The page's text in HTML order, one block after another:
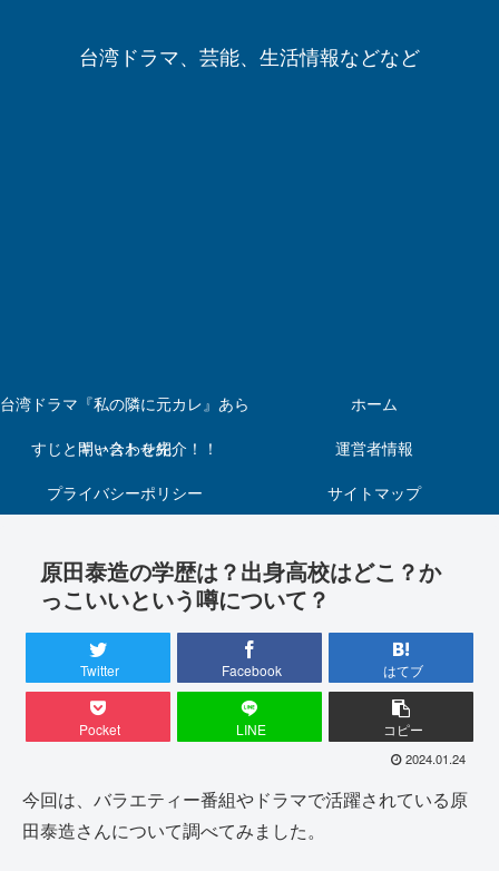
台湾ドラマ、芸能、生活情報などなど
台湾ドラマ『私の隣に元カレ』あら
すじとキャストを紹介！！
ホーム
問い合わせ先
運営者情報
プライバシーポリシー
サイトマップ
原田泰造の学歴は？出身高校はどこ？か
っこいいという噂について？
Twitter Facebook はてブ
Pocket LINE コピー
2024.01.24
今回は、バラエティー番組やドラマで活躍されている原
田泰造さんについて調べてみました。